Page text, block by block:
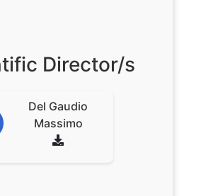
Director/s
Del Gaudio
Massimo